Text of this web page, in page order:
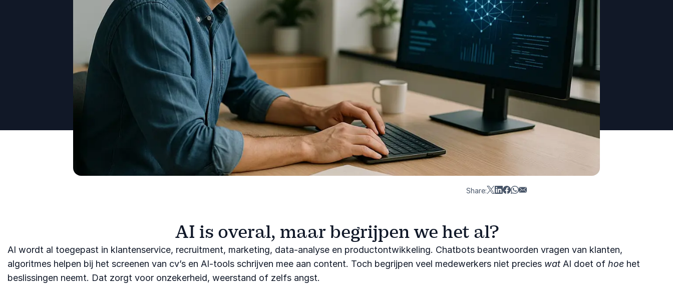
Share:
AI is overal, maar begrijpen we het al?
AI wordt al toegepast in klantenservice, recruitment, marketing, data-analyse en productontwikkeling. Chatbots beantwoorden vragen van klanten,
algoritmes helpen bij het screenen van cv’s en AI-tools schrijven mee aan content. Toch begrijpen veel medewerkers niet precies wat AI doet of hoe het
beslissingen neemt. Dat zorgt voor onzekerheid, weerstand of zelfs angst.